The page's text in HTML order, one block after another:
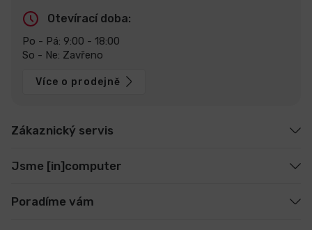
Otevírací doba:
Po - Pá: 9:00 - 18:00
So - Ne: Zavřeno
Více o prodejně
Zákaznický servis
Jsme [in]computer
Poradíme vám